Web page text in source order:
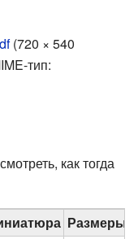
‎(720 × 540
тип:
как тогда
Размеры